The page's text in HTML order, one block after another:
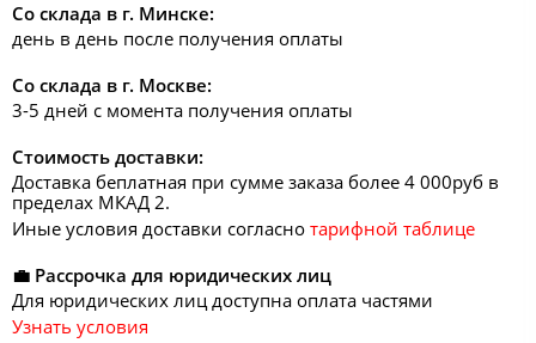
Со склада в г. Минске:
день в день после получения оплаты
Со склада в г. Москве:
3-5 дней с момента получения оплаты
Стоимость доставки:
Доставка беплатная при сумме заказа более 4 000руб в
пределах МКАД 2.
Иные условия доставки согласно тарифной таблице
💼 Рассрочка для юридических лиц
Для юридических лиц доступна оплата частями
Узнать условия